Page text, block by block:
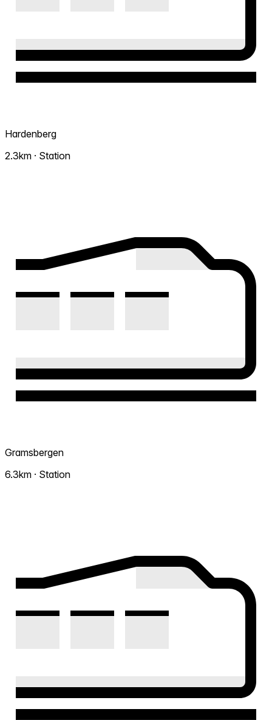
Hardenberg
2.3km · Station
Gramsbergen
6.3km · Station